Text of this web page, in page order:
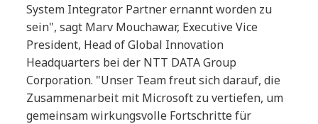
System Integrator Partner ernannt worden zu
sein", sagt Marv Mouchawar, Executive Vice
President, Head of Global Innovation
Headquarters bei der NTT DATA Group
Corporation. "Unser Team freut sich darauf, die
Zusammenarbeit mit Microsoft zu vertiefen, um
gemeinsam wirkungsvolle Fortschritte für